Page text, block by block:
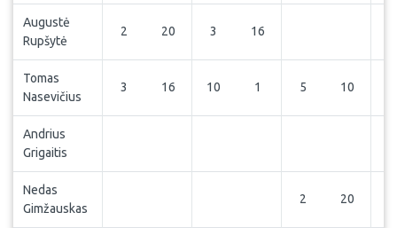
Augustė
Rupšytė
2 20 3 16
Tomas
Nasevičius
3 16 10 1 5 10
Andrius
Grigaitis
Nedas
Gimžauskas
2 20